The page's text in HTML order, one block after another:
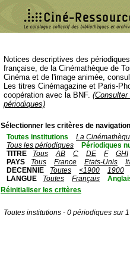
Notices descriptives des
française, de la Cinémathèque de
Cinéma et de l'image animée,
Les titres Cinémagazine et Paris-
coopération avec la BNF.
périodiques)
Sélectionner les critères de
Toutes institutions
La
Tous les périodiques
Périodiques
TITRE
Tous AB C DE F
GHI
PAYS
Tous France Etats-Unis
DECENNIE
Toutes <1900
1900
LANGUE
Toutes Français
Réinitialiser les critères
Toutes institutions - 0 périodiques sur